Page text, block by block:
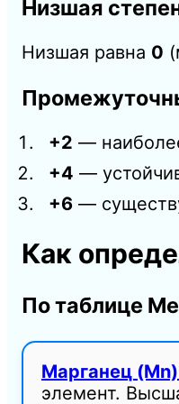
Низшая
Низшая равна 0
+2 —
+4 —
+6 —
Как
По таблице
Марганец
элемент.